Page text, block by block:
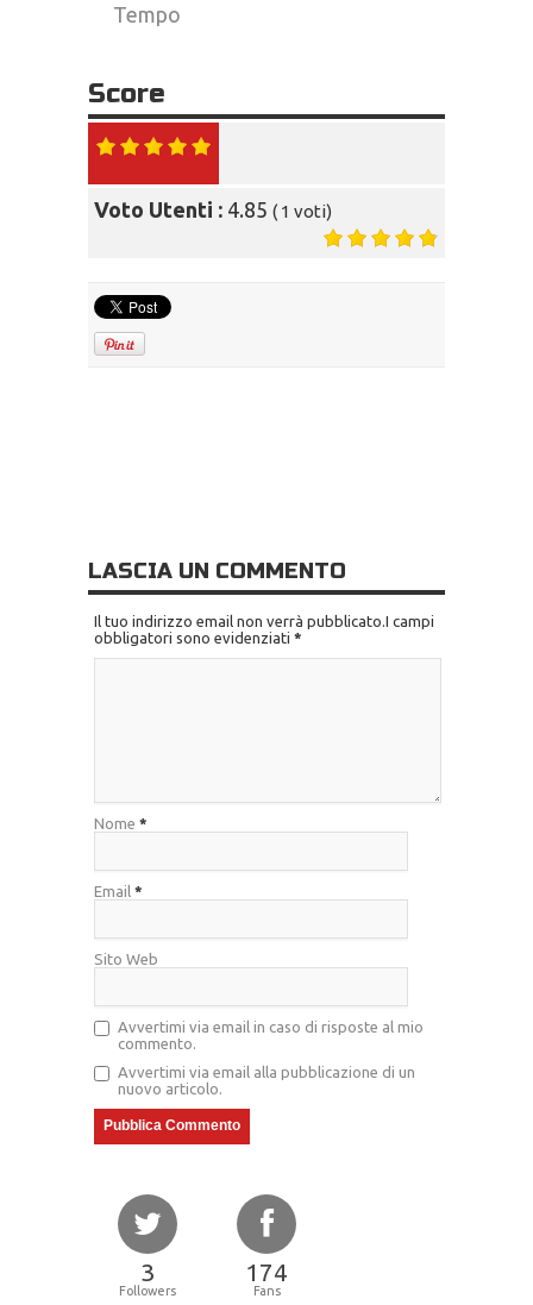
Tempo
Score
Voto Utenti : 4.85 ( 1 voti)
LASCIA UN COMMENTO
Il tuo indirizzo email non verrà pubblicato.I campi
obbligatori sono evidenziati *
Nome *
Email *
Sito Web
Avvertimi via email in caso di risposte al mio
commento.
Avvertimi via email alla pubblicazione di un
nuovo articolo.
3
Followers
174
Fans